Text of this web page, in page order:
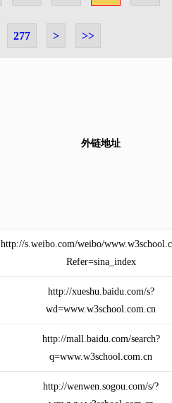
277 > >>
外链地址
http://s.weibo.com/weibo/
Refer=sina_index
http://xueshu.baidu.com/s?
wd=www.w3school.com.cn
http://mall.baidu.com/search?
q=www.w3school.com.cn
http://wenwen.sogou.com/s/?